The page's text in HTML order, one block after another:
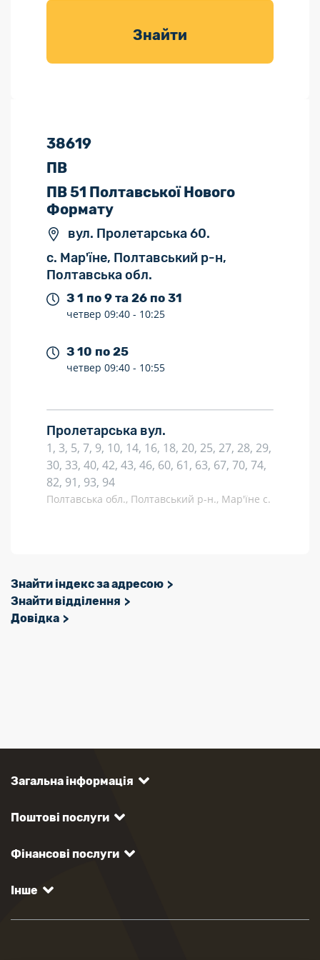
товарів для
Знайти
38619
ПВ
ПВ 51 Полтавської Нового
Формату
вул. Пролетарська 60.
с. Мар'їне, Полтавський р-н,
Полтавська обл.
З 1 по 9 та 26 по 31
четвер 09:40 - 10:25
З 10 по 25
четвер 09:40 - 10:55
Пролетарська вул.
1, 3, 5, 7, 9, 10, 14, 16, 18, 20, 25, 27, 28, 29,
30, 33, 40, 42, 43, 46, 60, 61, 63, 67, 70, 74,
82, 91, 93, 94
Полтавська обл., Полтавський р-н., Мар'їне с.
Знайти індекс за адресою
Знайти відділення
Довідка
Загальна інформація
Поштові послуги
Фінансові послуги
Інше